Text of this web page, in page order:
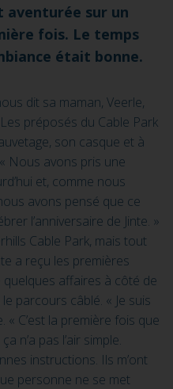
aventurée sur un
fois. Le temps
était bonne.
dit sa maman, Veerle,
préposés du Cable Park
son casque et à
Nous avons pris une
et, comme nous
avons pensé que ce
l’anniversaire de Jinte. »
Cable Park, mais tout
a reçu les premières
affaires à côté de
parcours câblé. « Je suis
« C’est la première fois que
n’a pas l’air simple.
instructions. Ils m’ont
personne ne se met